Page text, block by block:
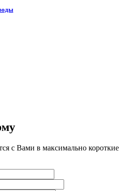
с Вами в максимально короткие